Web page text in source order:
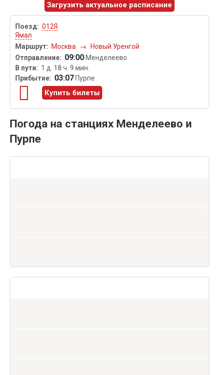
Загрузить актуальное расписание
012Я
Ямал
Москва
→ Новый Уренгой
09:00 Менделеево
1 д. 18 ч. 9 мин.
03:07 Пурпе
Купить билеты
Погода на станциях Менделеево и
Пурпе